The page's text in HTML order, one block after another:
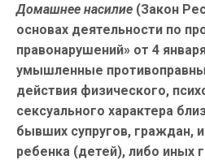
Домашнее насилие (Закон
основах деятельности по
правонарушений» от 4
умышленные
действия физического,
сексуального характера
бывших супругов,
ребенка (детей), либо иных